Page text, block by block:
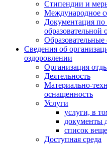
Стипендии и
Международное
Документация по
образовательной
Образовательные
Сведения об
оздоровлении
Организация
Деятельность
Материально-
оснащенность
Услуги
услуги, в
документы
список
Доступная среда